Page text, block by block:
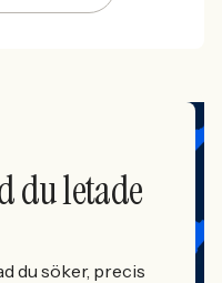
du letade
du söker, precis